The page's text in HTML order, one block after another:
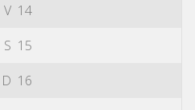
V 14
S 15
D 16